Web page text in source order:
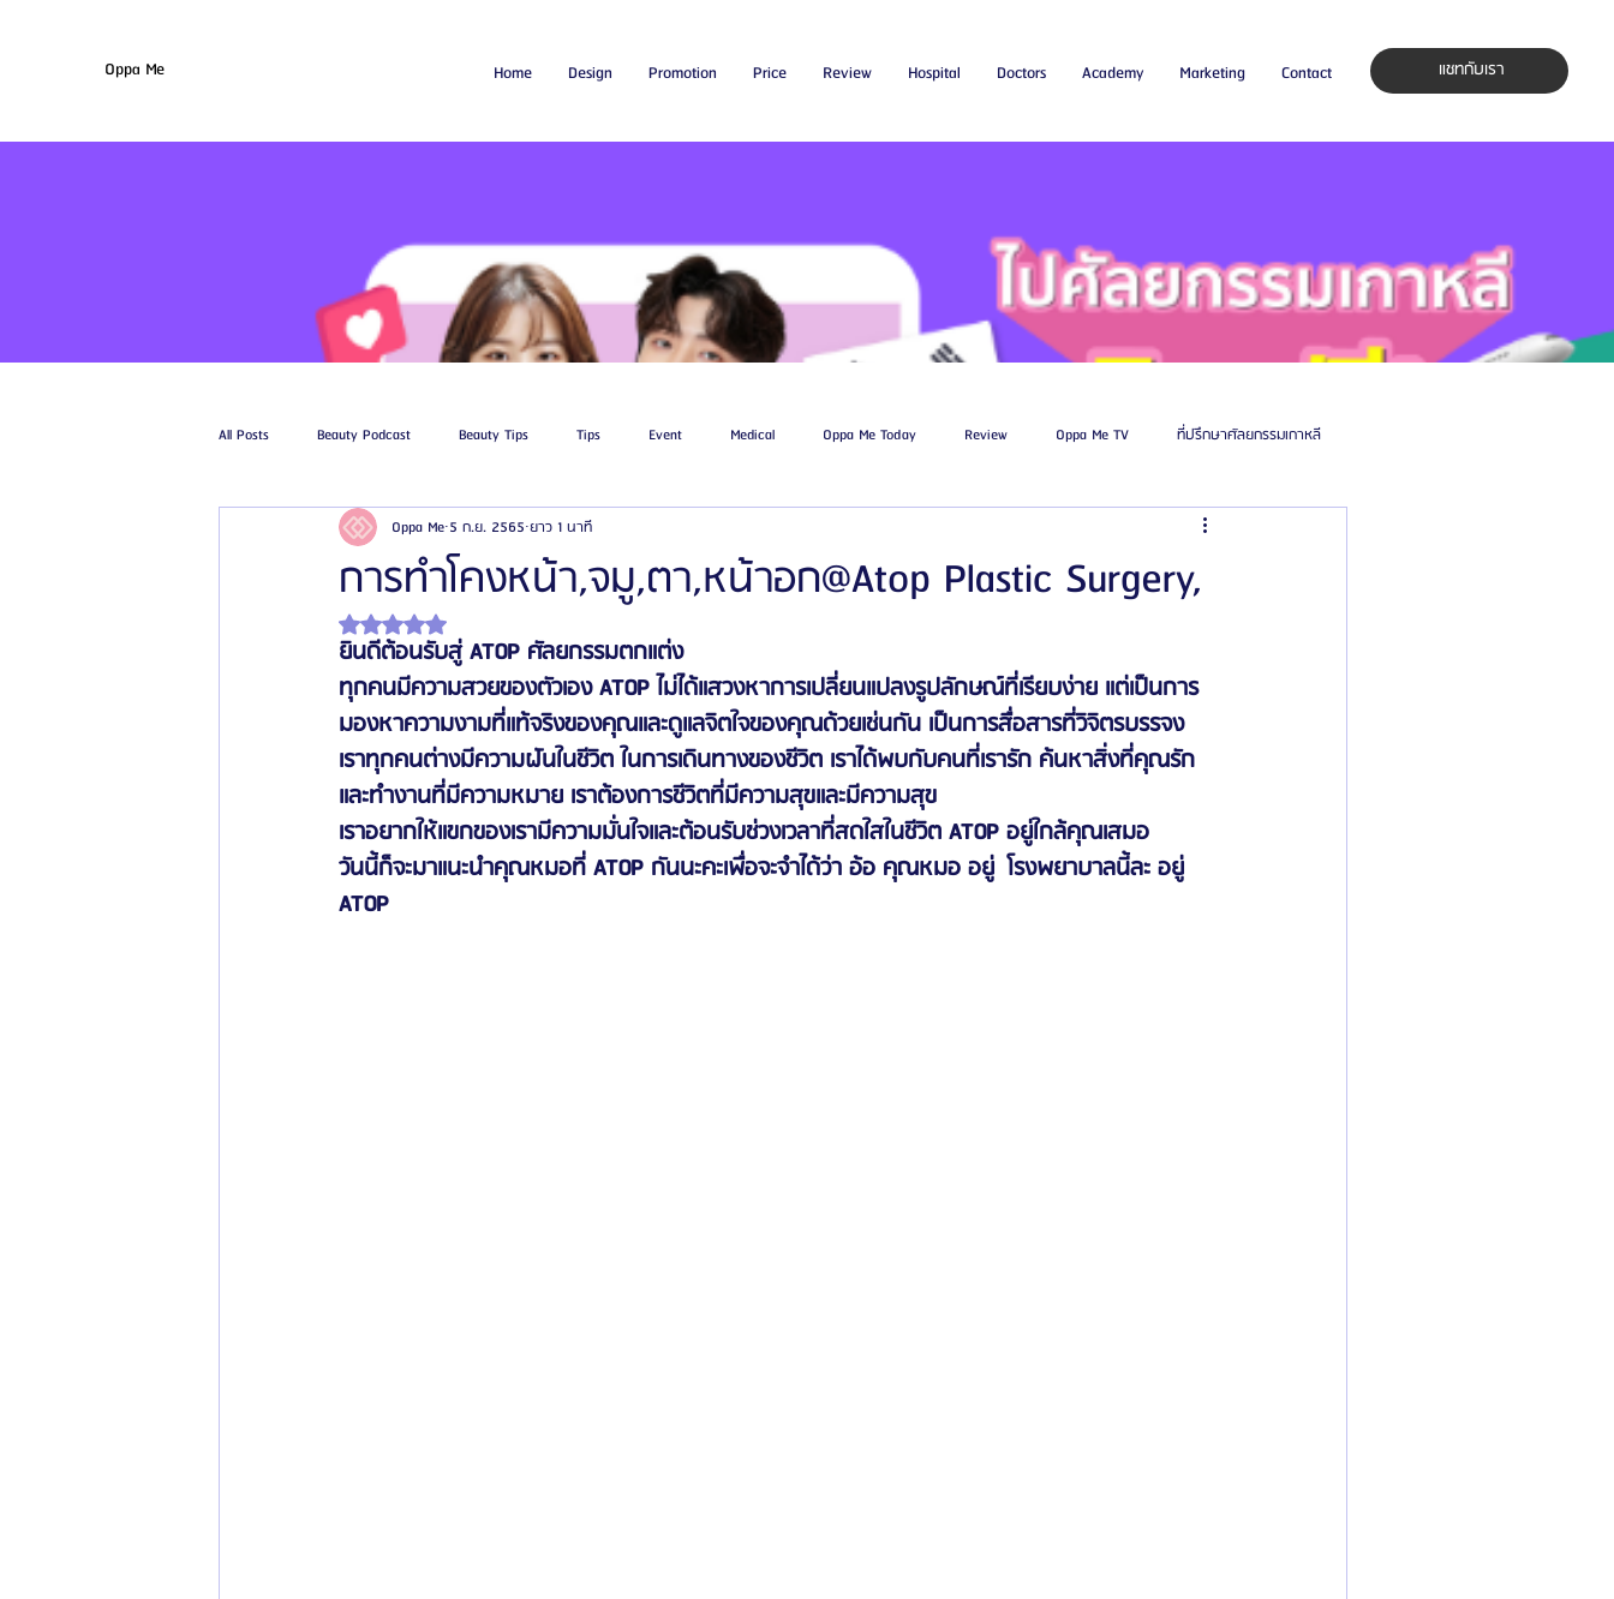
Home Design Promotion Price Review Hospital Doctors Academy Marketing Contact แชทกับเรา
Oppa Me
All Posts Beauty Podcast Beauty Tips Tips Event Medical Oppa Me Today Review Oppa Me TV ที่ปรึกษาศัลยกรรมเกาหลี
รีวิวศัลยกรรมฉีดไขมัน รีวิวศัลยกรรมดูดไขมัน ศัลยแพทย์ ประเทศเกาหลี
โรงพยาบาลศัลยกรรมเฟรช
รีวิวศัลยกรรมผู้ชาย โรงพยาบาลศัลยกรรมมาอิน โรงพยาบาลศัลยกรรมนานะ โรงพยาบาลศัลยกรรมรูบี Certified Consultant
ข่าวสารศัลยกรรมเกาหลี รีวิวดูดไขมัน รีวิวดูดไขมันหน้า รีวิวดูดไขมันเหนียง
การทำโคงหน้า,จมู,ตา,หน้าอก@Atop Plastic Surgery,
Oppa Me 5 ก.ย. 2565 ยาว 1 นาที
ได้รับ NaN เต็ม 5 ดาว
ยินดีต้อนรับสู่ ATOP ศัลยกรรมตกแต่ง
ทุกคนมีความสวยของตัวเอง ATOP ไม่ได้แสวงหาการเปลี่ยนแปลงรูปลักษณ์ที่เรียบง่าย แต่เป็นการ
มองหาความงามที่แท้จริงของคุณและดูแลจิตใจของคุณด้วยเช่นกัน เป็นการสื่อสารที่วิจิตรบรรจง
เราทุกคนต่างมีความฝันในชีวิต ในการเดินทางของชีวิต เราได้พบกับคนที่เรารัก ค้นหาสิ่งที่คุณรัก
และทำงานที่มีความหมาย เราต้องการชีวิตที่มีความสุขและมีความสุข
เราอยากให้แขกของเรามีความมั่นใจและต้อนรับช่วงเวลาที่สดใสในชีวิต ATOP อยู่ใกล้คุณเสมอ
วันนี้ก็จะมาแนะนำคุณหมอที่ ATOP กันนะคะเพื่อจะจำได้ว่า อ้อ คุณหมอ อยู่  โรงพยาบาลนี้ละ อยู่
ATOP